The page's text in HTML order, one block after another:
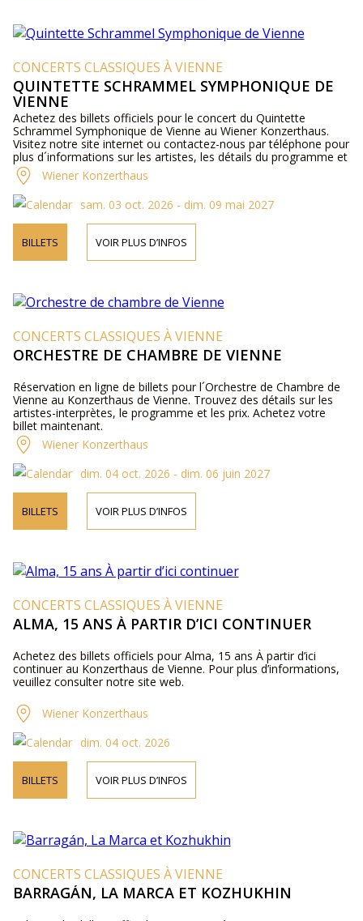
CONCERTS CLASSIQUES À VIENNE
QUINTETTE SCHRAMMEL SYMPHONIQUE DE
VIENNE
Achetez des billets officiels pour le concert du Quintette
Schrammel Symphonique de Vienne au Wiener Konzerthaus.
Visitez notre site internet ou contactez-nous par téléphone pour
plus d´informations sur les artistes, les détails du programme et
les prix des billets.
Wiener Konzerthaus
sam. 03 oct. 2026 - dim. 09 mai 2027
BILLETS VOIR PLUS D’INFOS
CONCERTS CLASSIQUES À VIENNE
ORCHESTRE DE CHAMBRE DE VIENNE
Réservation en ligne de billets pour l´Orchestre de Chambre de
Vienne au Konzerthaus de Vienne. Trouvez des détails sur les
artistes-interprètes, le programme et les prix. Achetez votre
billet maintenant.
Wiener Konzerthaus
dim. 04 oct. 2026 - dim. 06 juin 2027
BILLETS VOIR PLUS D’INFOS
CONCERTS CLASSIQUES À VIENNE
ALMA, 15 ANS À PARTIR D’ICI CONTINUER
Achetez des billets officiels pour Alma, 15 ans À partir d’ici
continuer au Konzerthaus de Vienne. Pour plus d’informations,
veuillez consulter notre site web.
Wiener Konzerthaus
dim. 04 oct. 2026
BILLETS VOIR PLUS D’INFOS
CONCERTS CLASSIQUES À VIENNE
BARRAGÁN, LA MARCA ET KOZHUKHIN